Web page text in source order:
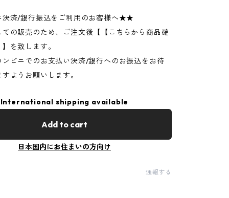
済/銀行振込をご利用のお客様へ★★
の販売のため、ご注文後【【こちらから商品確
を致します。
ンビニでのお支払い決済/銀行へのお振込をお待
ようお願いします。
International shipping available
Add to cart
日本国内にお住まいの方向け
通報する